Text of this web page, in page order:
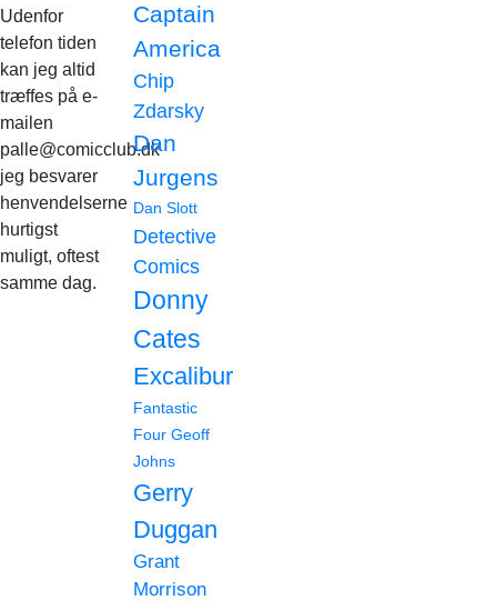
Udenfor
telefon tiden
kan jeg altid
træffes på e-
mailen
palle@comicclub.dk
jeg besvarer
henvendelserne
hurtigst
muligt, oftest
samme dag.
Captain
America
Chip
Zdarsky
Dan
Jurgens
Dan Slott
Detective
Comics
Donny
Cates
Excalibur
Fantastic
Four Geoff
Johns
Gerry
Duggan
Grant
Morrison